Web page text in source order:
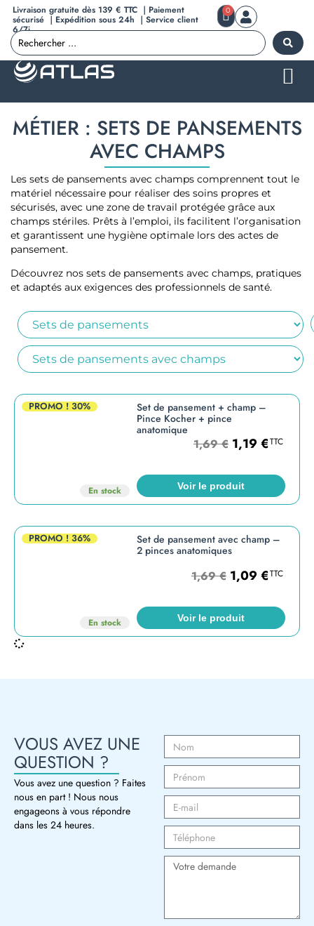
Livraison gratuite dès 139 € TTC ｜Paiement
sécurisé ｜Expédition sous 24h ｜Service client
6/7j
0
MÉTIER : SETS DE PANSEMENTS
AVEC CHAMPS
Les sets de pansements avec champs comprennent tout le
matériel nécessaire pour réaliser des soins propres et
sécurisés, avec une zone de travail protégée grâce aux
champs stériles. Prêts à l’emploi, ils facilitent l’organisation
et garantissent une hygiène optimale lors des actes de
pansement.
Découvrez nos sets de pansements avec champs, pratiques
et adaptés aux exigences des professionnels de santé.
PROMO ! 30%
En stock
Set de pansement + champ –
Pince Kocher + pince
anatomique
1,69€ 1,19€TTC
Voir le produit
PROMO ! 36%
En stock
Set de pansement avec champ –
2 pinces anatomiques
1,69€ 1,09€TTC
Voir le produit
VOUS AVEZ UNE
QUESTION ?
Vous avez une question ? Faites
nous en part ! Nous nous
engageons à vous répondre
dans les 24 heures.